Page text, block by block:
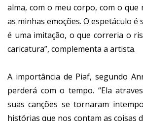
alma, com o meu corpo, com o que
as minhas emoções. O espetáculo é
é uma imitação, o que correria o
caricatura”, complementa a artista.
A importância de Piaf, segundo
perderá com o tempo. “Ela
suas canções se tornaram
histórias que nos contam as coisas